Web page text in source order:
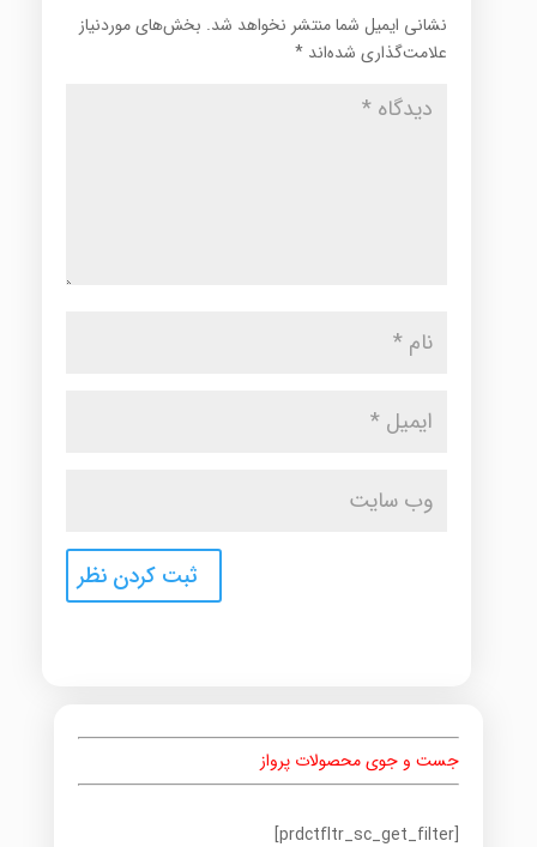
نشانی ایمیل شما منتشر نخواهد شد. بخش‌های موردنیاز
علامت‌گذاری شده‌اند *
جست و جوی محصولات پرواز
[prdctfltr_sc_get_filter]